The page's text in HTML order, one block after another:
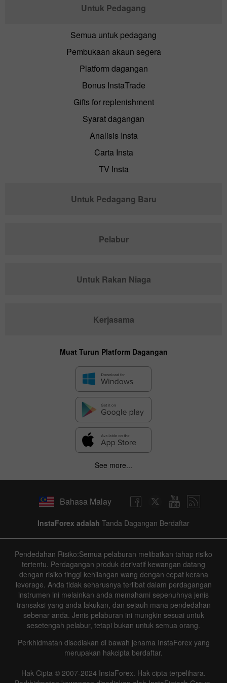
Untuk Pedagang
Semua untuk pedagang
Pembukaan akaun segera
Platform dagangan
Bonus InstaTrade
Gifts for replenishment
Syarat dagangan
Analisis Insta
Carta Insta
TV Insta
Untuk Pedagang Baru
Pelabur
Untuk Rakan Niaga
Kerjasama
Muat Turun Platform Dagangan
See more...
Bahasa Malay
InstaForex adalah Tanda Dagangan Berdaftar
Pendedahan Risiko:Semua pelaburan melibatkan tahap risiko
tertentu. Perdagangan produk derivatif kewangan datang
dengan risiko tinggi kehilangan wang dengan cepat kerana
leverage. Anda tidak seharusnya terlibat dalam perdagangan
instrumen ini melainkan anda memahami sepenuhnya jenis
transaksi yang anda lakukan, dan sejauh mana pendedahan
sebenar anda. Jenis pelaburan ini mungkin sesuai untuk
sesetengah pelabur, tetapi bukan untuk semua orang.
Perkhidmatan disediakan di bawah jenama InstaForex yang
merupakan hakcipta berdaftar.
Hak Cipta © 2007-2024 InstaForex. Hak cipta terpelihara.